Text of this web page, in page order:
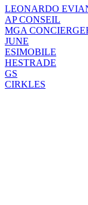
LEONARDO
AP CONSEIL
MGA
JUNE
ESIMOBILE
HESTRADE
GS
CIRKLES